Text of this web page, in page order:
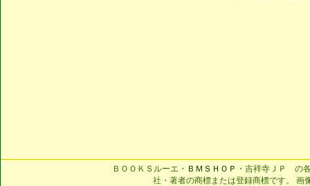
ＢＯＯＫＳルーエ・ ＢＭＳＨＯＰ ・吉祥寺ＪＰ の
社・著者の商標または登録商標です。 画